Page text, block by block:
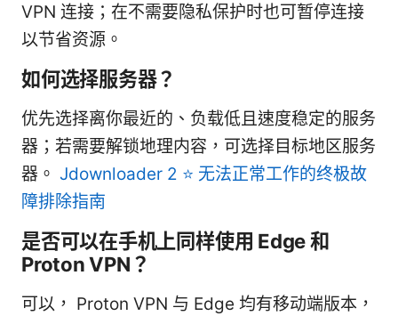
VPN 连接；在不需要隐私保护时也可暂停连接
以节省资源。
如何选择服务器？
优先选择离你最近的、负载低且速度稳定的服务
器；若需要解锁地理内容，可选择目标地区服务
器。 Jdownloader 2 ⭐ 无法正常工作的终极故
障排除指南
是否可以在手机上同样使用 Edge 和
Proton VPN？
可以， Proton VPN 与 Edge 均有移动端版本，